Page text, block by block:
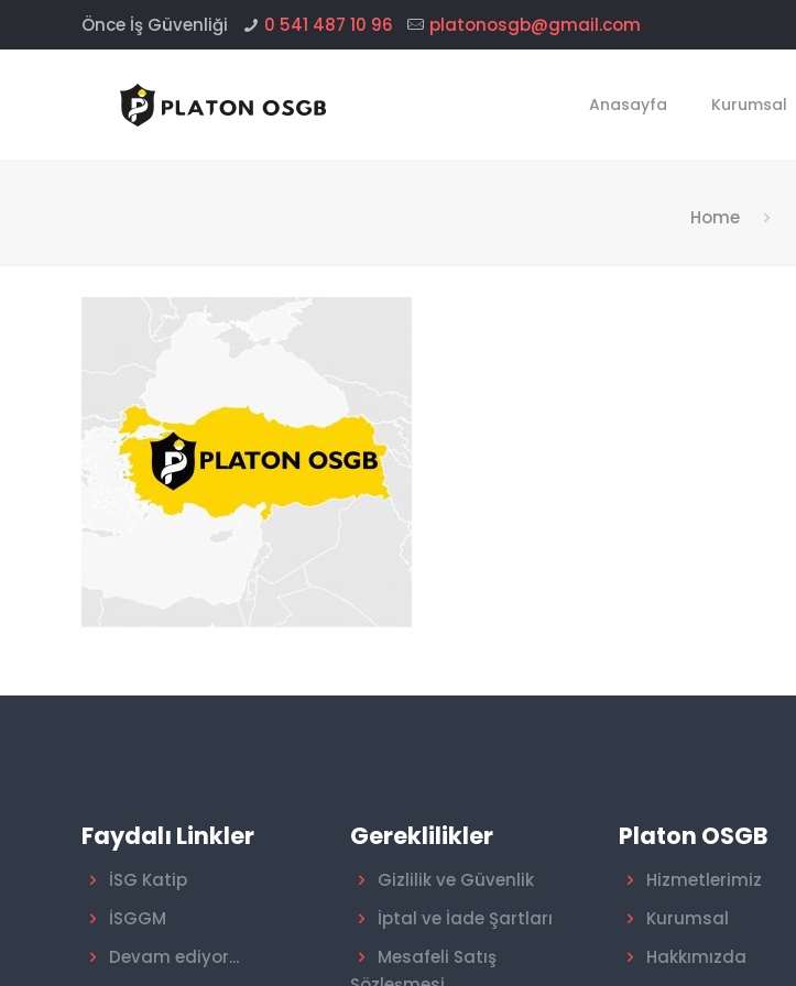
Önce İş Güvenliği 0 541 487 10 96 platonosgb@gmail.com
Anasayfa Kurumsal
Home
Faydalı Linkler
İSG Katip
İSGGM
Devam ediyor...
Gereklilikler
Gizlilik ve Güvenlik
İptal ve İade Şartları
Mesafeli Satış
Platon OSGB
Hizmetlerimiz
Kurumsal
Hakkımızda